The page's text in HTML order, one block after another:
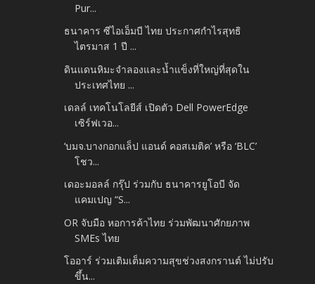
Pur...
ธนาคาร ซีไอเอ็มบี ไทย ประกาศกำไรสุทธิ
ไตรมาส 1 ปี ...
ดินแดนหิมะจำลองและน้ำแข็งที่ใหญ่ที่สุดใน
ประเทศไทย ...
เดลล์ เทคโนโลยีส์ เปิดตัว Dell PowerEdge
เซิร์ฟเวอ...
‘บมจ.บางกอกแล็ป แอนด์ คอสเมติค’ หรือ ‘BLC’
โชว...
เดอะมอลล์ กรุ๊ป ร่วมกับ ธนาคารยูโอบี จัด
แคมเปญ “S...
OR จับมือ หอการค้าไทย ร่วมพัฒนาศักยภาพ
SMEs ไทย
โออาร์ ร่วมเติมเต็มความสุขช่วงสงกรานต์ ไม่ปรับ
ขึ้น...